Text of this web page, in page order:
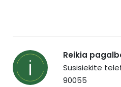
Reikia
Susisiekite
90055